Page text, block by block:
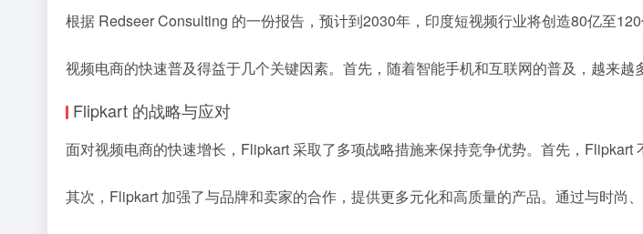
根据 Redseer Consulting 的一份报告，预计到2030年，印度短视频行业将创造80亿至
视频电商的快速普及得益于几个关键因素。首先，随着智能手机和互联网的普及，越来
Flipkart 的战略与应对
面对视频电商的快速增长，Flipkart 采取了多项战略措施来保持竞争优势。首先，
其次，Flipkart 加强了与品牌和卖家的合作，提供更多元化和高质量的产品。通过与时